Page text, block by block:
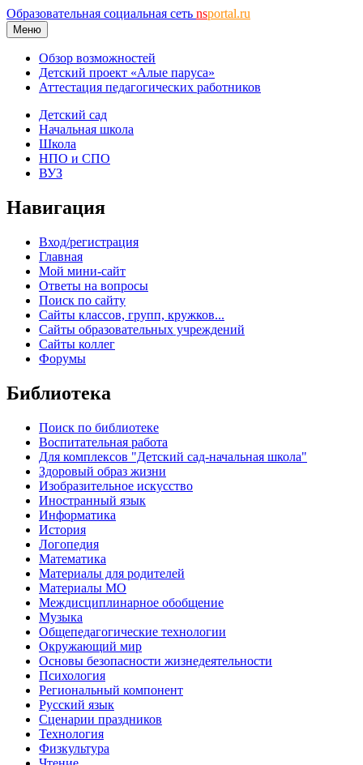
Образовательная социальная сеть nsportal.ru
Меню
Обзор возможностей
Детский проект «Алые паруса»
Аттестация педагогических работников
Детский сад
Начальная школа
Школа
НПО и СПО
ВУЗ
Навигация
Вход/регистрация
Главная
Мой мини-сайт
Ответы на вопросы
Поиск по сайту
Сайты классов, групп, кружков...
Сайты образовательных учреждений
Сайты коллег
Форумы
Библиотека
Поиск по библиотеке
Воспитательная работа
Для комплексов "Детский сад-начальная школа"
Здоровый образ жизни
Изобразительное искусство
Иностранный язык
Информатика
История
Логопедия
Математика
Материалы для родителей
Материалы МО
Междисциплинарное обобщение
Музыка
Общепедагогические технологии
Окружающий мир
Основы безопасности жизнедеятельности
Психология
Региональный компонент
Русский язык
Сценарии праздников
Технология
Физкультура